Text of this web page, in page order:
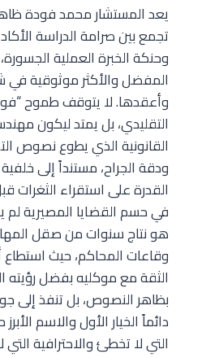
يعد المستشار محمد فودة
تجمع بين صرامة الدراسة
وحنكة الخبرة العملية
المفضل والأكثر موثوقية
وأعقدها. لا يتوقف طموح
التقليدي، بل يمتد ليكون
القانونية الذي يطوع نصوص
ودقة الجراح، مستنداً إلى
القدرة على استقراء الثغرات
في حسم القضايا المصيرية لم
هو نتاج سنوات من صقل
وقاعات المحاكم، حيث
الثقة مع موكليه بفضل رؤيته
بظاهر النصوص، بل تنفذ إلى
دائماً الخيار الأول والاسم
التي لا تخطئ والاحترافية